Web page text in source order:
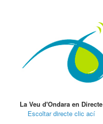
La Veu d'Ondara en Directe
Escoltar directe clic ací